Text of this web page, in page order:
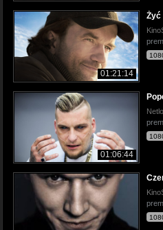
01:21:14
Żyć
01:06:44